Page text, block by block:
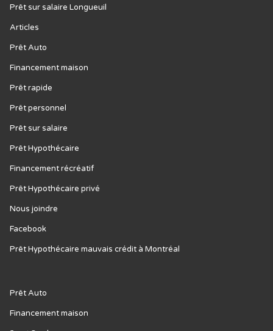
Prêt sur salaire Longueuil
Articles
Prêt Auto
Financement maison
Prêt rapide
Prêt personnel
Prêt sur salaire
Prêt Hypothécaire
Financement récréatif
Prêt Hypothécaire privé
Nous joindre
Facebook
Prêt Hypothécaire mauvais crédit à Montréal
Prêt Auto
Financement maison